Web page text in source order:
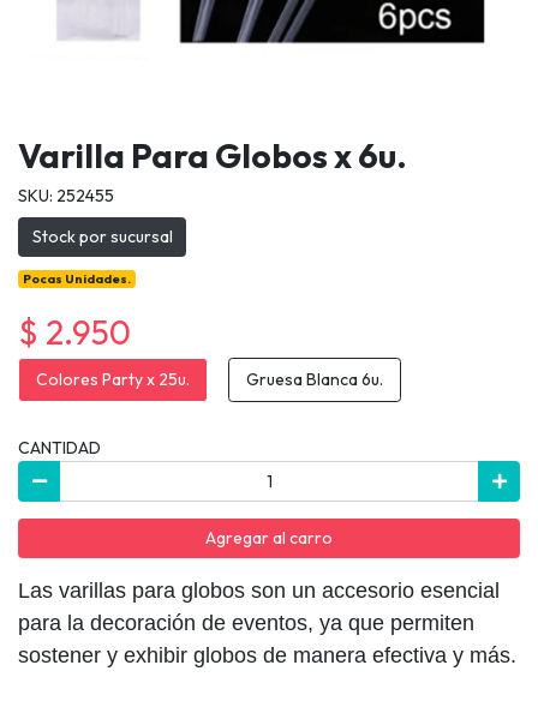
Varilla Para Globos x 6u.
SKU: 252455
Stock por sucursal
Pocas Unidades.
$ 2.950
Colores Party x 25u. Gruesa Blanca 6u.
CANTIDAD
Agregar al carro
Las varillas para globos son un accesorio esencial
para la decoración de eventos, ya que permiten
sostener y exhibir globos de manera efectiva y más.